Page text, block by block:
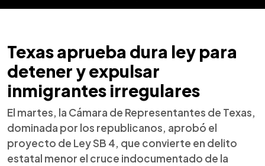
Texas aprueba dura ley para
detener y expulsar
inmigrantes irregulares
El martes, la Cámara de Representantes de Texas,
dominada por los republicanos, aprobó el
proyecto de Ley SB 4, que convierte en delito
estatal menor el cruce indocumentado de la